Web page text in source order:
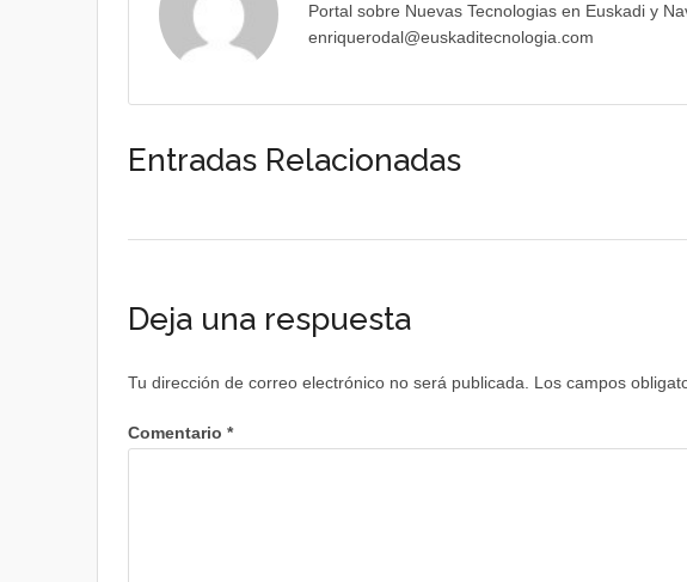
Portal sobre Nuevas Tecnologias en Euskadi y
enriquerodal@euskaditecnologia.com
Entradas Relacionadas
Deja una respuesta
Tu dirección de correo electrónico no será publicada. Los campos
Comentario *